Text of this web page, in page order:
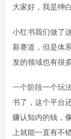
大家好，我是绅白
小红书我们做了
新赛道，但是体
发的领域也有很多
一个阶段一个玩
书了，这个平台
赚认知内的钱，
上就能一直有不